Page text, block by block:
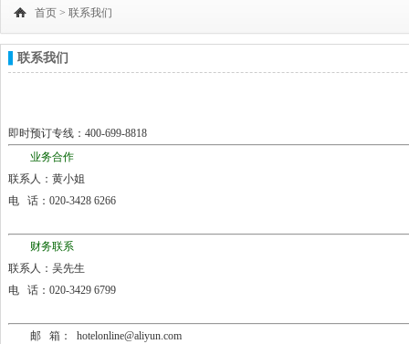
首页 > 联系我们
联系我们
即时预订专线：400-699-8818
业务合作
联系人：黄小姐
电 话：020-3428 6266
财务联系
联系人：吴先生
电 话：020-3429 6799
邮 箱： hotelonline@aliyun.com